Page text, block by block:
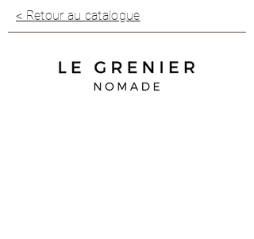
< Retour au catalogue